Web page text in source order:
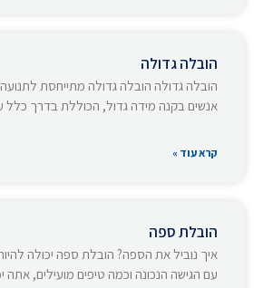
הובלה גדולה
הובלה גדולה הובלה גדולה מתייחסת
אנשים בקנה מידה גדול, הכוללת בדרך כלל
קרא עוד »
הובלת ספה
איך נוביל את הספה? הובלת ספה יכולה
עם הגישה הנכונה וכמה טיפים מועילים, אתה